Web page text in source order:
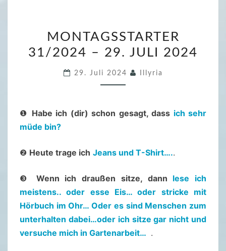
O
N
A
T
E
R
3
1
MONTAGSSTARTER
31/2024 – 29. JULI 2024
29. Juli 2024 Illyria
❶ Habe ich (dir) schon gesagt, dass ich sehr
müde bin?
❷ Heute trage ich Jeans und T-Shirt…..
❸ Wenn ich draußen sitze, dann lese ich
meistens.. oder esse Eis… oder stricke mit
Hörbuch im Ohr… Oder es sind Menschen zum
unterhalten dabei…oder ich sitze gar nicht und
versuche mich in Gartenarbeit… .